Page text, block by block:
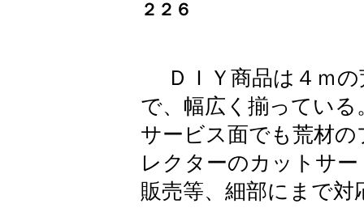
２２６
ＤＩＹ商品は４ｍの
で、幅広く揃っている
サービス面でも荒材
レクターのカットサ
販売等、細部にまで対